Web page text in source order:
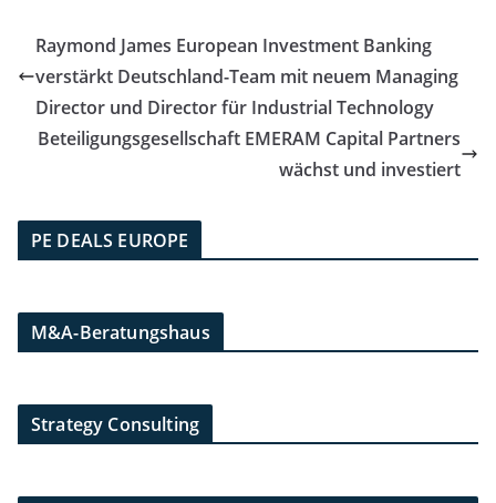
Raymond James European Investment Banking
verstärkt Deutschland-Team mit neuem Managing
Director und Director für Industrial Technology
Beteiligungsgesellschaft EMERAM Capital Partners
wächst und investiert
PE DEALS EUROPE
M&A-Beratungshaus
Strategy Consulting